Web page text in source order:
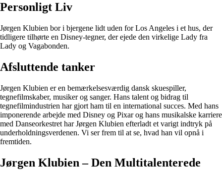
Personligt Liv
Jørgen Klubien bor i bjergene lidt uden for Los Angeles i et hus, der
tidligere tilhørte en Disney-tegner, der ejede den virkelige Lady fra
Lady og Vagabonden.
Afsluttende tanker
Jørgen Klubien er en bemærkelsesværdig dansk skuespiller,
tegnefilmskaber, musiker og sanger. Hans talent og bidrag til
tegnefilmindustrien har gjort ham til en international succes. Med hans
imponerende arbejde med Disney og Pixar og hans musikalske karriere
med Danseorkestret har Jørgen Klubien efterladt et varigt indtryk på
underholdningsverdenen. Vi ser frem til at se, hvad han vil opnå i
fremtiden.
Jørgen Klubien – Den Multitalenterede